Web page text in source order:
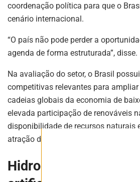
coordenação política para que o
cenário internacional.
“O país não pode perder a
agenda de forma estruturada”, disse.
Na avaliação do setor, o Brasil
competitivas relevantes para
cadeias globais da economia de
elevada participação de renováveis
disponibilidade de recursos naturais
atração de investimentos.
Hidrogênio verde e